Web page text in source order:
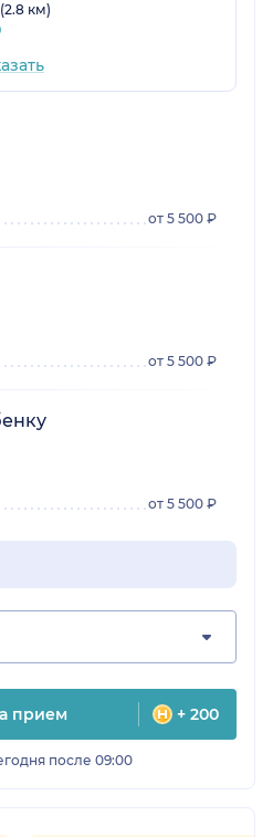
км)
от 5 500 ₽
от 5 500 ₽
от 5 500 ₽
прием + 200
после 09:00